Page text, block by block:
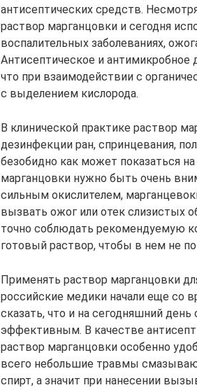
антисептических средств.
раствор марганцовки и сегодня
воспалительных заболеваниях,
Антисептическое и антимикробное
что при взаимодействии с
с выделением кислорода.
В клинической практике раствор
дезинфекции ран, спринцевания,
безобидно как может показаться
марганцовки нужно быть очень
сильным окислителем,
вызвать ожог или отек слизистых
точно соблюдать рекомендуемую
готовый раствор, чтобы в нем не
Применять раствор марганцовки
российские медики начали еще со
сказать, что и на сегодняшний
эффективным. В качестве
раствор марганцовки особенно
всего небольшие травмы
спирт, а значит при нанесении